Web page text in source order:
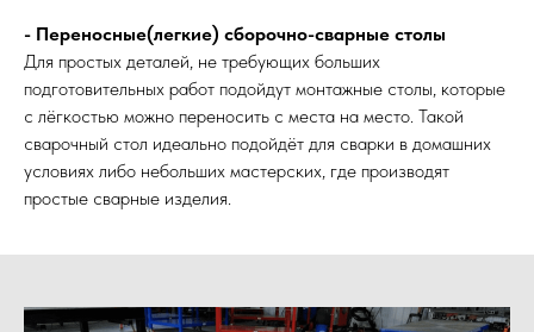
- Переносные(легкие) сборочно-сварные столы
Для простых деталей, не требующих больших
подготовительных работ подойдут монтажные столы, которые
с лёгкостью можно переносить с места на место. Такой
сварочный стол идеально подойдёт для сварки в домашних
условиях либо небольших мастерских, где производят
простые сварные изделия.